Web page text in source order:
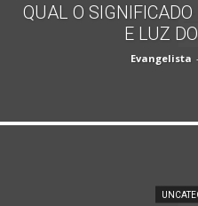
QUAL O
E LUZ
Evangelista